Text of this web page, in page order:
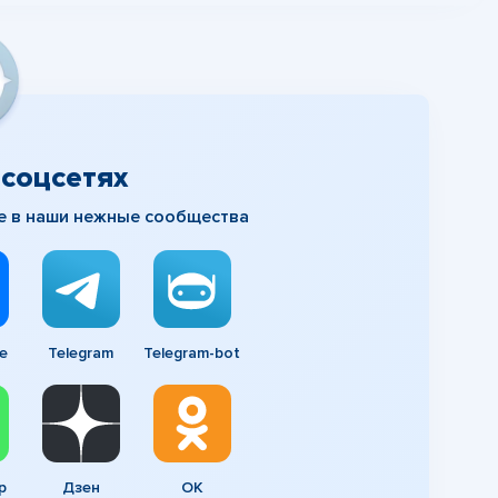
в наши нежные сообщества
Telegram Telegram-bot
Дзен ОК